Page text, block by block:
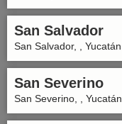
San Salvador
San Salvador, , Yucatán
San Severino
San Severino, , Yucatán